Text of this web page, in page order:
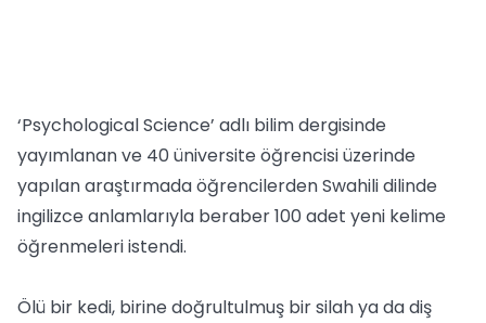
‘Psychological Science’ adlı bilim dergisinde
yayımlanan ve 40 üniversite öğrencisi üzerinde
yapılan araştırmada öğrencilerden Swahili dilinde
ingilizce anlamlarıyla beraber 100 adet yeni kelime
öğrenmeleri istendi.
Ölü bir kedi, birine doğrultulmuş bir silah ya da diş